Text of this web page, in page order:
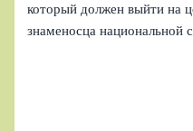
который должен выйти на
знаменосца национальной